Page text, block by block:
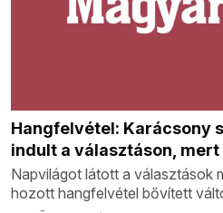
Hangfelvétel: Karácsony
indult a választáson,
Napvilágot látott a választások
hozott hangfelvétel bővített